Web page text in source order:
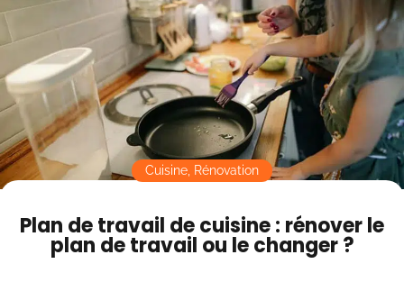
Mode sombre
Plan de travail de cuisine : rénover le
plan de travail ou le changer ?
Cuisine, Rénovation